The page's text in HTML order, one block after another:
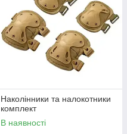
Наколінники та налокотники
комплект
В наявності